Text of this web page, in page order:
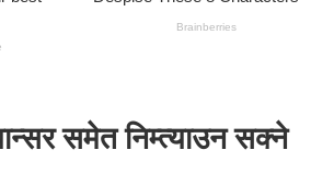
समेत निम्त्याउन सक्ने